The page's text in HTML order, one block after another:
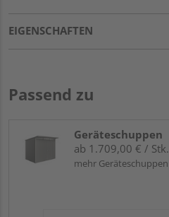
EIGENSCHAFTEN
Passend zu
Geräteschuppen
ab 1.709,00 € / Stk.
mehr Geräteschuppen